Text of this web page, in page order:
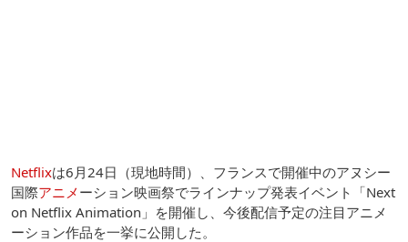
Netflixは6月24日（現地時間）、フランスで開催中のアヌシー
国際アニメ ーション映画祭でラインナップ発表イベント「Next
on Netflix Animation」を開催し、今後配信予定の注目アニメ
ーション作品を一挙に公開した。